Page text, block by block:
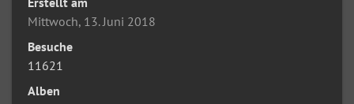
Mittwoch, 13. Juni 2018
Besuche
11621
Alben